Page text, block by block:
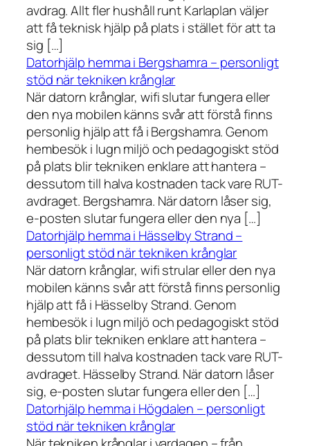
avdrag. Allt fler hushåll runt Karlaplan väljer
att få teknisk hjälp på plats i stället för att ta
sig […]
Datorhjälp hemma i Bergshamra – personligt
stöd när tekniken krånglar
När datorn krånglar, wifi slutar fungera eller
den nya mobilen känns svår att förstå finns
personlig hjälp att få i Bergshamra. Genom
hembesök i lugn miljö och pedagogiskt stöd
på plats blir tekniken enklare att hantera –
dessutom till halva kostnaden tack vare RUT-
avdraget. Bergshamra. När datorn låser sig,
e-posten slutar fungera eller den nya […]
Datorhjälp hemma i Hässelby Strand –
personligt stöd när tekniken krånglar
När datorn krånglar, wifi strular eller den nya
mobilen känns svår att förstå finns personlig
hjälp att få i Hässelby Strand. Genom
hembesök i lugn miljö och pedagogiskt stöd
på plats blir tekniken enklare att hantera –
dessutom till halva kostnaden tack vare RUT-
avdraget. Hässelby Strand. När datorn låser
sig, e-posten slutar fungera eller den […]
Datorhjälp hemma i Högdalen – personligt
stöd när tekniken krånglar